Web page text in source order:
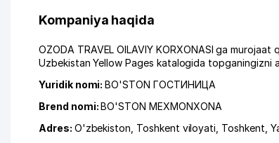
Kompaniya haqida
OZODA TRAVEL OILAVIY KORXONASI ga
Uzbekistan Yellow Pages katalogida topganingizni
Yuridik nomi:BO'STON ГОСТИНИЦА
Brend nomi:BO'STON MEXMONXONA
Adres: O'zbekiston, Toshkent viloyati Toshkent